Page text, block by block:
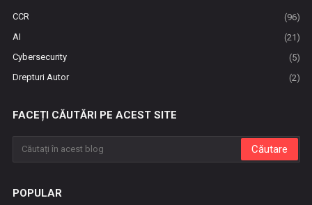
CCR
(96)
AI
(21)
Cybersecurity
(5)
Drepturi Autor
(2)
FACEȚI CĂUTĂRI PE ACEST SITE
POPULAR